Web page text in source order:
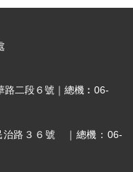
路二段６號｜總機︰06-
治路３６號 ｜總機：06-